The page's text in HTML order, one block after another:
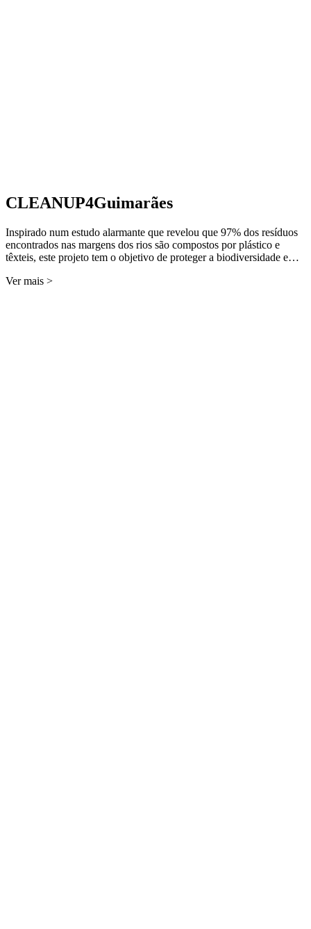
CLEANUP4Guimarães
Inspirado num estudo alarmante que revelou que 97% dos resíduos
encontrados nas margens dos rios são compostos por plástico e
têxteis, este projeto tem o objetivo de proteger a biodiversidade e…
Ver mais >